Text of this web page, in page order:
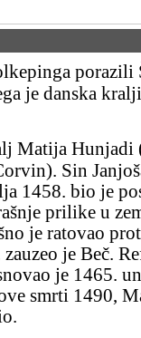
je danska
Sin
1458. bio je
prilike u
je ratovao
je Beč.
je 1465.
smrti 1490,